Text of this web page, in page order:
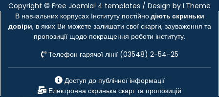
Copyright © Free Joomla! 4 templates / Design by LTheme
В навчальних корпусах Інституту постійнодіють скриньки
довіри, в яких Ви можете залишати свої скарги, зауваження та
пропозиції щодо покращення роботи інституту.
Телефон гарячої лінії (03548) 2-54-25
Доступ до публічної інформації
Електронна скринька скарг та пропозицій